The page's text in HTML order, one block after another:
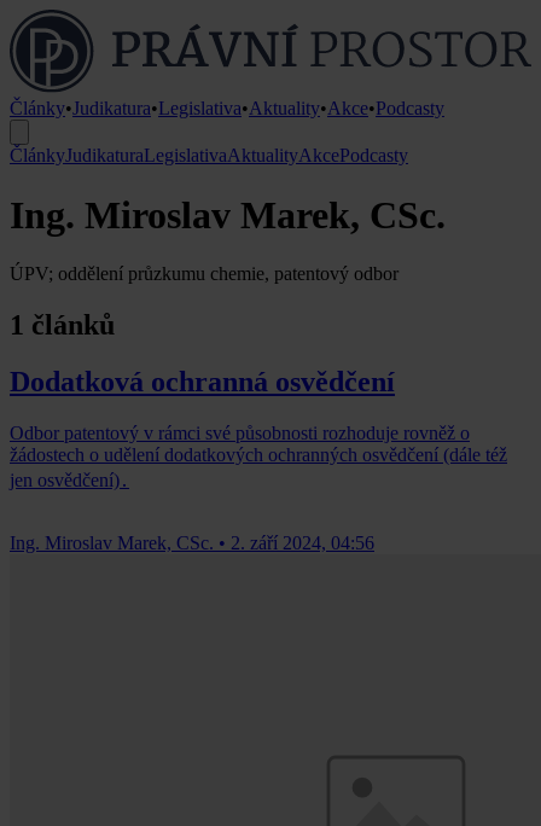
Články•Judikatura•Legislativa•Aktuality•Akce•Podcasty
ČlánkyJudikaturaLegislativaAktualityAkcePodcasty
Ing. Miroslav Marek, CSc.
ÚPV; oddělení průzkumu chemie, patentový odbor
1 článků
Dodatková ochranná osvědčení
Odbor patentový v rámci své působnosti rozhoduje rovněž o
žádostech o udělení dodatkových ochranných osvědčení (dále též
jen osvědčení)․
Ing. Miroslav Marek, CSc. • 2. září 2024, 04:56